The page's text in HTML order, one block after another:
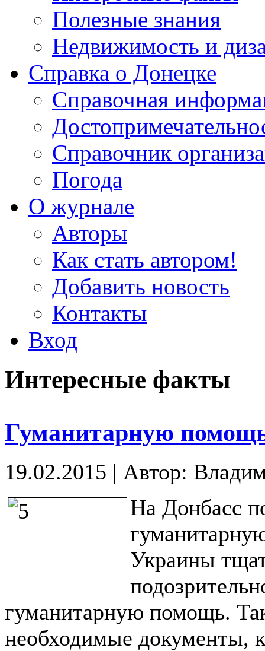
Полезные знания
Недвижимость и
Справка о Донецке
Справочная
Справочник
Погода
О журнале
Авторы
Как стать автором!
Добавить новость
Контакты
Вход
Интересные факты
Гуманитарную
19.02.2015 | Автор:
На Донбасс
Украины
гуманитарную помощь.
необходимые документы,